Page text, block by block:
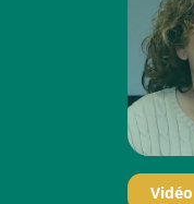
Vidéo